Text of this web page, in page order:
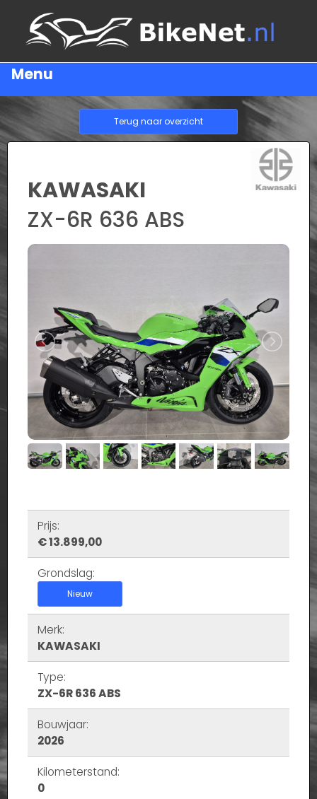
Menu
Terug naar overzicht
KAWASAKI
ZX-6R 636 ABS
Prijs:
€ 13.899,00
Grondslag:
Nieuw
Merk:
KAWASAKI
Type:
ZX-6R 636 ABS
Bouwjaar:
2026
Kilometerstand:
0